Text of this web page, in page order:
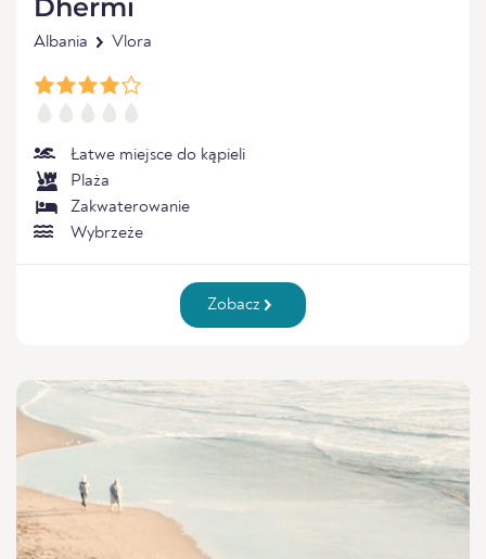
Dhermi
Albania Vlora
Łatwe miejsce do kąpieli
Plaża
Zakwaterowanie
Wybrzeże
Zobacz